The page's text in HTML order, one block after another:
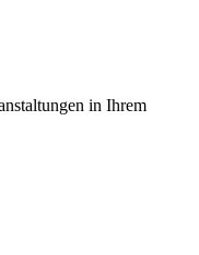
in Ihrem